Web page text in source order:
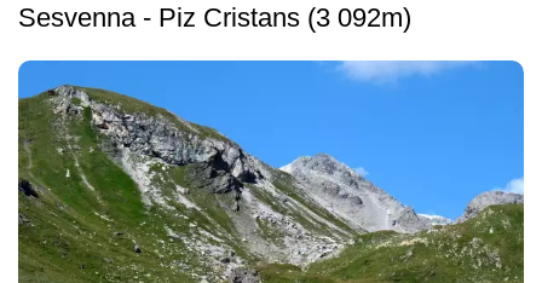
Sesvenna - Piz Cristans (3 092m)